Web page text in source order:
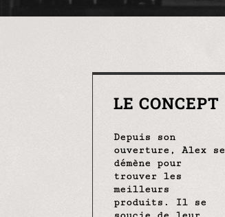
LE CONCEPT
Depuis son
ouverture, Alex se
démène pour
trouver les
meilleurs
produits. Il se